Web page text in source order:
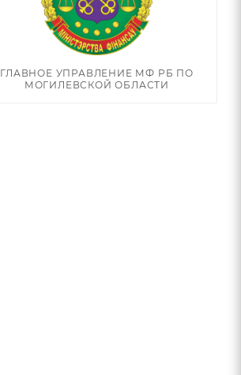
ГЛАВНОЕ УПРАВЛЕНИЕ МФ РБ ПО
МОГИЛЕВСКОЙ ОБЛАСТИ